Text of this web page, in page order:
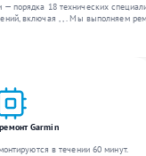
порядка 18 технических
включая , , . Мы выполняем
Garmin
в течении 60 минут.